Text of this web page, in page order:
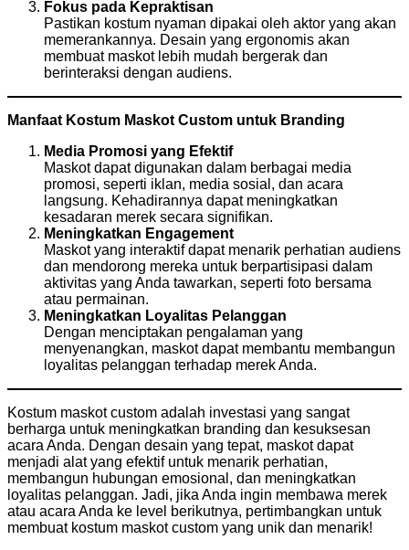
Fokus pada Kepraktisan
Pastikan kostum nyaman dipakai oleh aktor yang akan
memerankannya. Desain yang ergonomis akan
membuat maskot lebih mudah bergerak dan
berinteraksi dengan audiens.
Manfaat Kostum Maskot Custom untuk Branding
Media Promosi yang Efektif
Maskot dapat digunakan dalam berbagai media
promosi, seperti iklan, media sosial, dan acara
langsung. Kehadirannya dapat meningkatkan
kesadaran merek secara signifikan.
Meningkatkan Engagement
Maskot yang interaktif dapat menarik perhatian audiens
dan mendorong mereka untuk berpartisipasi dalam
aktivitas yang Anda tawarkan, seperti foto bersama
atau permainan.
Meningkatkan Loyalitas Pelanggan
Dengan menciptakan pengalaman yang
menyenangkan, maskot dapat membantu membangun
loyalitas pelanggan terhadap merek Anda.
Kostum maskot custom adalah investasi yang sangat
berharga untuk meningkatkan branding dan kesuksesan
acara Anda. Dengan desain yang tepat, maskot dapat
menjadi alat yang efektif untuk menarik perhatian,
membangun hubungan emosional, dan meningkatkan
loyalitas pelanggan. Jadi, jika Anda ingin membawa merek
atau acara Anda ke level berikutnya, pertimbangkan untuk
membuat kostum maskot custom yang unik dan menarik!